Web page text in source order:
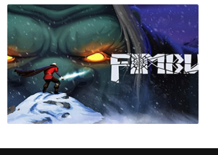
ELEX